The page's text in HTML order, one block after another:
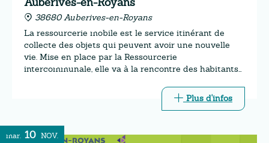
38680 Auberives-en-Royans
La ressourcerie mobile est le service itinérant de
collecte des objets qui peuvent avoir une nouvelle
vie. Mise en place par la Ressourcerie
intercommunale, elle va à la rencontre des habitants
Plus d'infos
mar. 10 NOV.